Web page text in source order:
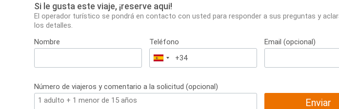
Si le gusta este viaje, ¡reserve aqui!
El operador turístico se pondrá en contacto con usted para responder a sus preguntas y
los detalles.
Nombre
Teléfono
España
+34
Email (opcional)
Número de viajeros y comentario a la solicitud (opcional)
Enviar